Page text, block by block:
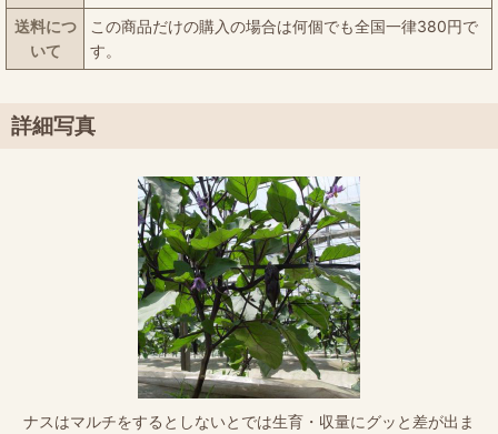
送料につ
いて
この商品だけの購入の場合は何個でも全国一律380円で
す。
詳細写真
ナスはマルチをするとしないとでは生育・収量にグッと差が出ま